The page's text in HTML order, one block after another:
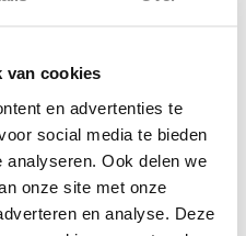
van cookies
en advertenties te
social media te bieden
Ook delen we
onze site met onze
en analyse. Deze